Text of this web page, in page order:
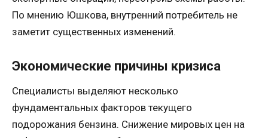
По мнению Юшкова, внутренний потребитель не
заметит существенных изменений.
Экономические причины кризиса
Специалисты выделяют несколько
фундаментальных факторов текущего
подорожания бензина. Снижение мировых цен на